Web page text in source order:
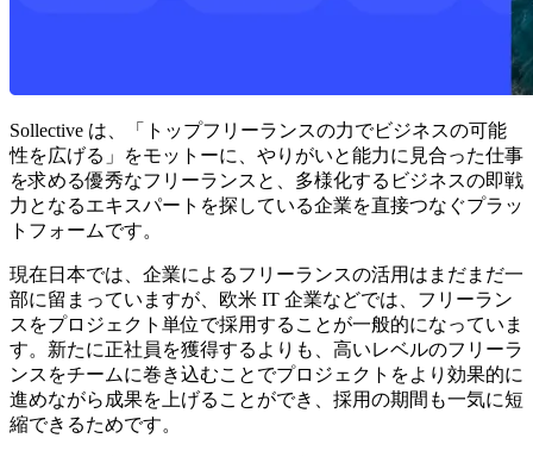
Sollective は、「トップフリーランスの力でビジネスの可能
性を広げる」をモットーに、 やりがいと能力に見合った仕事
を求める優秀なフリーランスと、多様化するビジネスの即戦
力となるエキスパートを探している企業を直接つなぐプラッ
トフォームです。
現在日本では、企業によるフリーランスの活用はまだまだ一
部に留まっていますが、欧米 IT 企業などでは、フリーラン
スをプロジェクト単位で採用することが一般的になっていま
す。 新たに正社員を獲得するよりも、高いレベルのフリーラ
ンスをチームに巻き込むことでプロジェクトをより効果的に
進めながら成果を上げることができ、採用の期間も一気に短
縮できるためです。